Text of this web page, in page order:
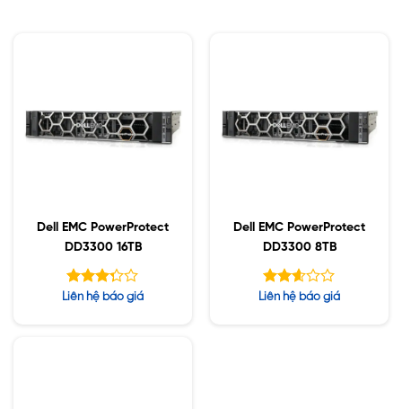
Dell EMC PowerProtect
DD3300 16TB
Được
Liên hệ báo giá
Dell EMC PowerProtect
DD3300 8TB
Được
Liên hệ báo giá